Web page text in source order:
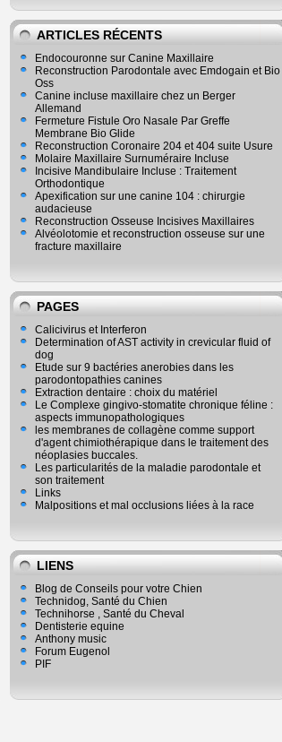
ARTICLES RÉCENTS
Endocouronne sur Canine Maxillaire
Reconstruction Parodontale avec Emdogain et Bio
Oss
Canine incluse maxillaire chez un Berger
Allemand
Fermeture Fistule Oro Nasale Par Greffe
Membrane Bio Glide
Reconstruction Coronaire 204 et 404 suite Usure
Molaire Maxillaire Surnuméraire Incluse
Incisive Mandibulaire Incluse : Traitement
Orthodontique
Apexification sur une canine 104 : chirurgie
audacieuse
Reconstruction Osseuse Incisives Maxillaires
Alvéolotomie et reconstruction osseuse sur une
fracture maxillaire
PAGES
Calicivirus et Interferon
Determination of AST activity in crevicular fluid of
dog
Etude sur 9 bactéries anerobies dans les
parodontopathies canines
Extraction dentaire : choix du matériel
Le Complexe gingivo-stomatite chronique féline :
aspects immunopathologiques
les membranes de collagène comme support
d'agent chimiothérapique dans le traitement des
néoplasies buccales.
Les particularités de la maladie parodontale et
son traitement
Links
Malpositions et mal occlusions liées à la race
LIENS
Blog de Conseils pour votre Chien
Technidog, Santé du Chien
Technihorse , Santé du Cheval
Dentisterie equine
Anthony music
Forum Eugenol
PIF